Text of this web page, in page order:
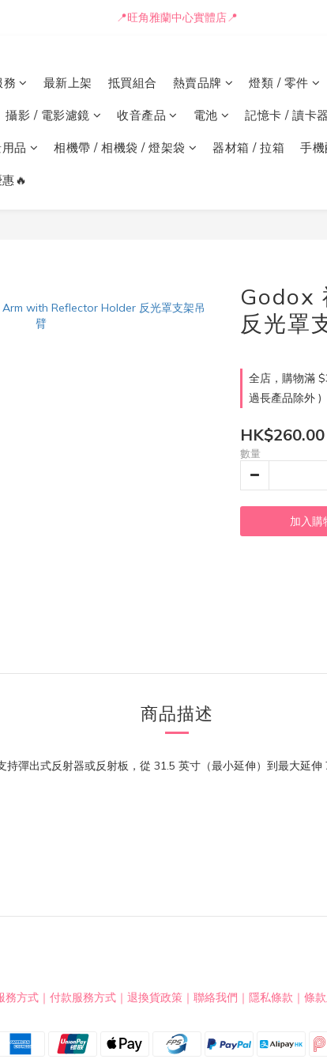
📒🖋️報價單 / 採購表格🖋️📒
📍旺角雅蘭中心實體店📍
📒🖋️報價單 / 採購表格🖋️📒
最新上架 抵買組合 熱賣品牌 燈類 / 零件
攝影 / 電影濾鏡 收音產品 電池 記憶卡 / 讀卡器
品 相機帶 / 相機袋 / 燈架袋 器材箱 / 拉箱 手
🔥
Godox
反光罩
全店，購物滿
過長產品除外 )
HK$260.00
數量
加入購
商品描述
彈出式反射器或反射板，從 31.5 英寸（最小延伸）到最大延
務方式 ｜ 付款服務方式 ｜ 退換貨政策 ｜ 聯絡我們 ｜ 隱私條款 ｜ 條